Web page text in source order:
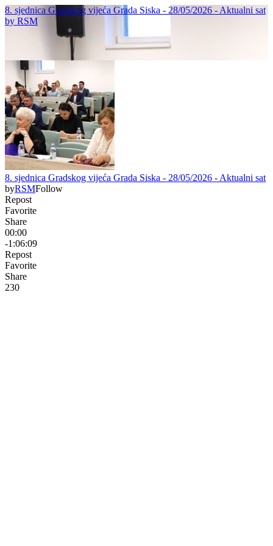
8. sjednica Gradskog vijeća Grada Siska - 28/05/2026 - Aktualni sat
by RSM
8. sjednica Gradskog vijeća Grada Siska - 28/05/2026 - Aktualni sat
byRSMFollow
Repost
Favorite
Share
00:00
-1:06:09
Repost
Favorite
Share
230